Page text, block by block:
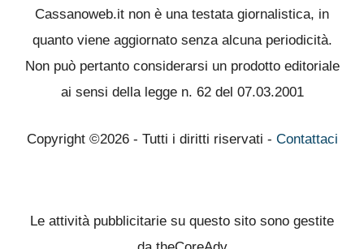
Cassanoweb.it non è una testata giornalistica, in
quanto viene aggiornato senza alcuna periodicità.
Non può pertanto considerarsi un prodotto editoriale
ai sensi della legge n. 62 del 07.03.2001
Copyright ©2026 - Tutti i diritti riservati - Contattaci
Le attività pubblicitarie su questo sito sono gestite